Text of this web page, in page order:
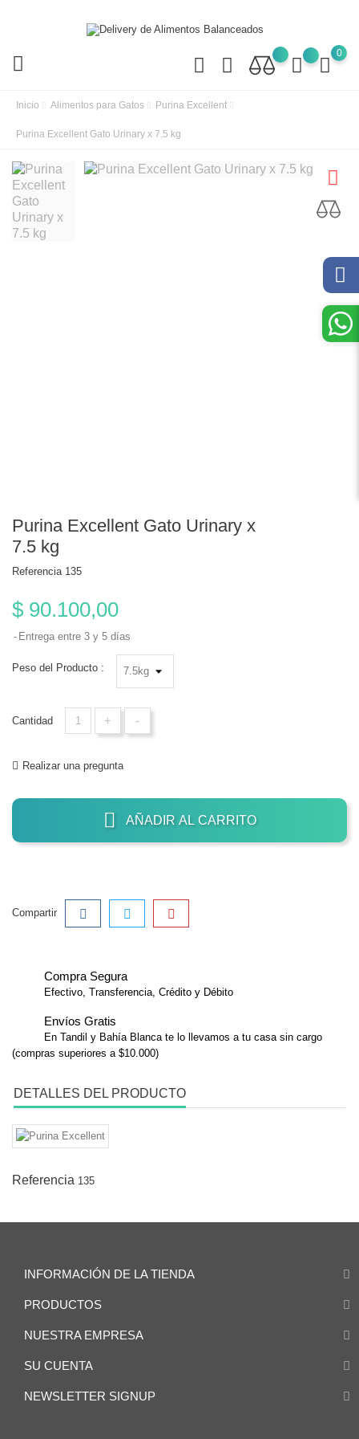
0
Inicio Alimentos para Gatos Purina Excellent
Purina Excellent Gato Urinary x 7.5 kg
Purina Excellent Gato Urinary x
7.5 kg
Referencia 135
$ 90.100,00
Entrega entre 3 y 5 días
Peso del Producto :
Cantidad + -
Realizar una pregunta
AÑADIR AL CARRITO
Compartir
Compra Segura
Efectivo, Transferencia, Crédito y Débito
Envíos Gratis
En Tandil y Bahía Blanca te lo llevamos a tu casa sin cargo
(compras superiores a $10.000)
DETALLES DEL PRODUCTO
Referencia 135
INFORMACIÓN DE LA TIENDA
PRODUCTOS
NUESTRA EMPRESA
SU CUENTA
NEWSLETTER SIGNUP